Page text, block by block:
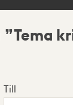
Tema
Till